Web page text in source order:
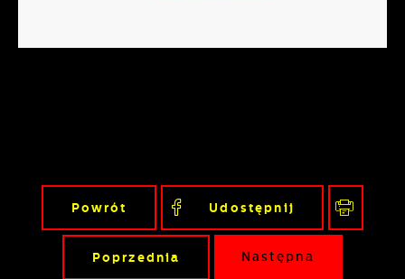
Powrót Udostępnij
Poprzednia Następna